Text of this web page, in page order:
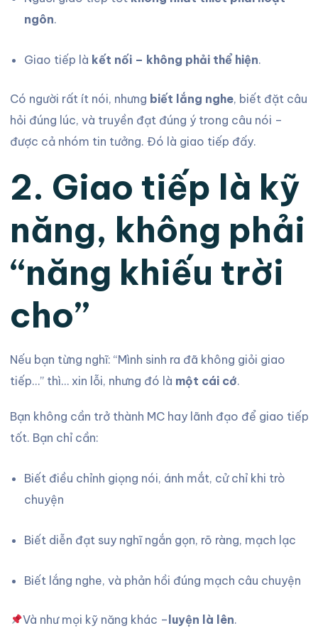
ngôn.
Giao tiếp là kết nối – không phải thể hiện.
Có người rất ít nói, nhưng biết lắng nghe, biết đặt câu
hỏi đúng lúc, và truyền đạt đúng ý trong câu nói –
được cả nhóm tin tưởng. Đó là giao tiếp đấy.
2. Giao tiếp là kỹ
năng, không phải
“năng khiếu trời
cho”
Nếu bạn từng nghĩ: “Mình sinh ra đã không giỏi giao
tiếp…” thì… xin lỗi, nhưng đó là một cái cớ.
Bạn không cần trở thành MC hay lãnh đạo để giao tiếp
tốt. Bạn chỉ cần:
Biết điều chỉnh giọng nói, ánh mắt, cử chỉ khi trò
chuyện
Biết diễn đạt suy nghĩ ngắn gọn, rõ ràng, mạch lạc
Biết lắng nghe, và phản hồi đúng mạch câu chuyện
Và như mọi kỹ năng khác – luyện là lên.